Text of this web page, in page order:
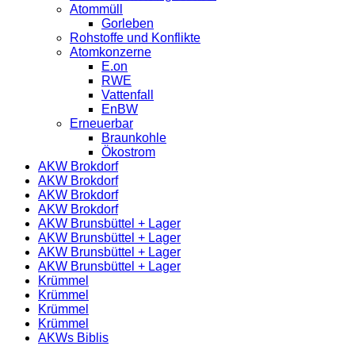
Atommüll
Gorleben
Rohstoffe und Konflikte
Atomkonzerne
E.on
RWE
Vattenfall
EnBW
Erneuerbar
Braunkohle
Ökostrom
AKW Brokdorf
AKW Brokdorf
AKW Brokdorf
AKW Brokdorf
AKW Brunsbüttel + Lager
AKW Brunsbüttel + Lager
AKW Brunsbüttel + Lager
AKW Brunsbüttel + Lager
Krümmel
Krümmel
Krümmel
Krümmel
AKWs Biblis